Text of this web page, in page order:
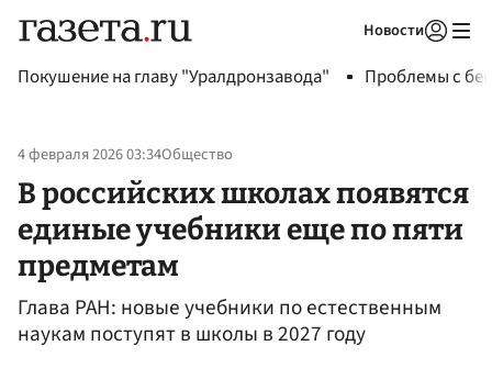
Новости
Покушение на главу "Уралдронзавода" Проблемы с
4 февраля 2026 03:34Общество
В российских школах появятся
единые учебники еще по пяти
предметам
Глава РАН: новые учебники по естественным
наукам поступят в школы в 2027 году